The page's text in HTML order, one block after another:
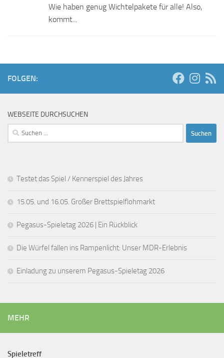
Wie haben genug Wichtelpakete für alle! Also,
kommt...
FOLGEN:
WEBSEITE DURCHSUCHEN
Suchen
nach:
Testet das Spiel / Kennerspiel des Jahres
15.05. und 16.05. Großer Brettspielflohmarkt
Pegasus-Spieletag 2026 | Ein Rückblick
Die Würfel fallen ins Rampenlicht: Unser MDR-Erlebnis
Einladung zu unserem Pegasus-Spieletag 2026
MEHR
Spieletreff